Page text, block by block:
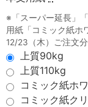
※「スーパー延長」
用紙「コミック紙ホ
12/23（木）ご注文
上質90kg
上質110kg
コミック紙ホ
コミック紙ク